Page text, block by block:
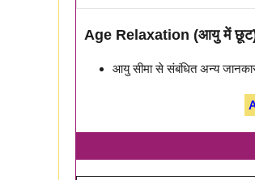
Age Relaxation (आयु में
आयु सीमा से संबंधित अन्य